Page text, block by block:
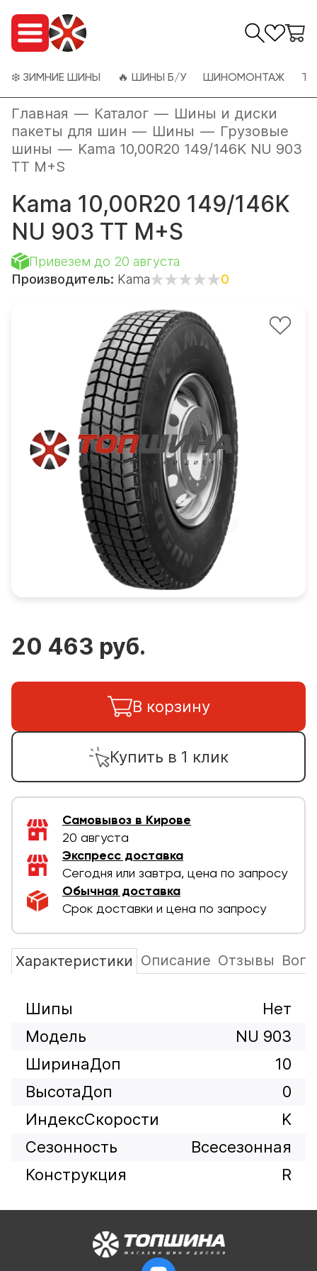
❄️ ЗИМНИЕ ШИНЫ 🔥 ШИНЫ Б/У ШИНОМОНТАЖ
Главная — Каталог — Шины и диски
пакеты для шин — Шины — Грузовые
шины — Kama 10,00R20 149/146K NU 903
TT M+S
Kama 10,00R20 149/146K
NU 903 TT M+S
Привезем до 20 августа
Производитель: Kama 0
20 463 руб.
В корзину
Купить в 1 клик
Самовывоз в Кирове
20 августа
Экспресс доставка
Сегодня или завтра, цена по запросу
Обычная доставка
Срок доставки и цена по запросу
Характеристики Описание Отзывы
Шипы
Нет
Модель
NU 903
ШиринаДоп
10
ВысотаДоп
0
ИндексСкорости
K
Сезонность
Всесезонная
Конструкция
R